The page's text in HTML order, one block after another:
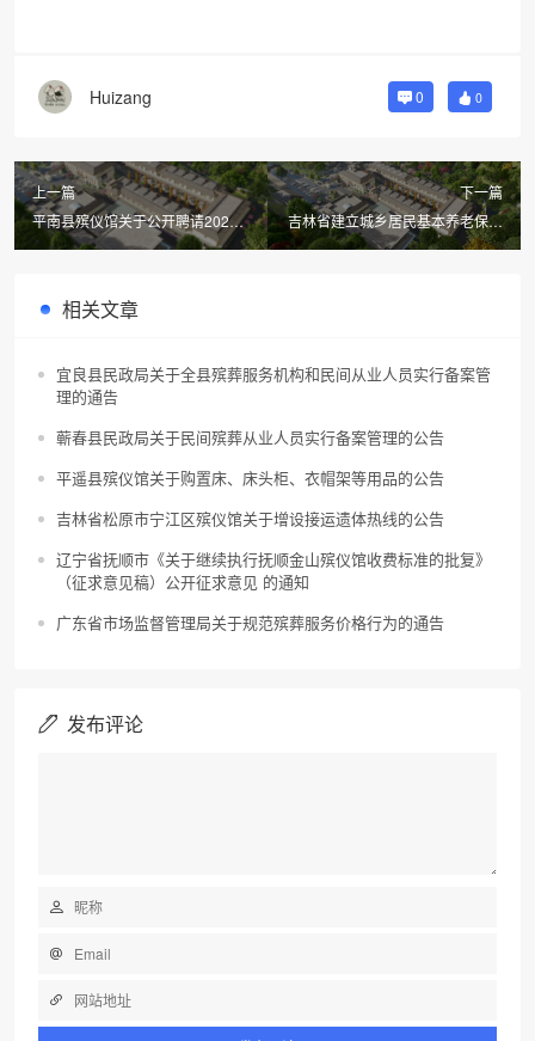
Huizang 0 0
上一篇
平南县殡仪馆关于公开聘请2024
年度清洁卫生服务项目服务方的公
下一篇
吉林省建立城乡居民基本养老保险
丧葬补助金制度
相关文章
宜良县民政局关于全县殡葬服务机构和民间从业人员实行备案管
理的通告
蕲春县民政局关于民间殡葬从业人员实行备案管理的公告
平遥县殡仪馆关于购置床、床头柜、衣帽架等用品的公告
吉林省松原市宁江区殡仪馆关于增设接运遗体热线的公告
辽宁省抚顺市《关于继续执行抚顺金山殡仪馆收费标准的批复》
（征求意见稿）公开征求意见 的通知
广东省市场监督管理局关于规范殡葬服务价格行为的通告
发布评论